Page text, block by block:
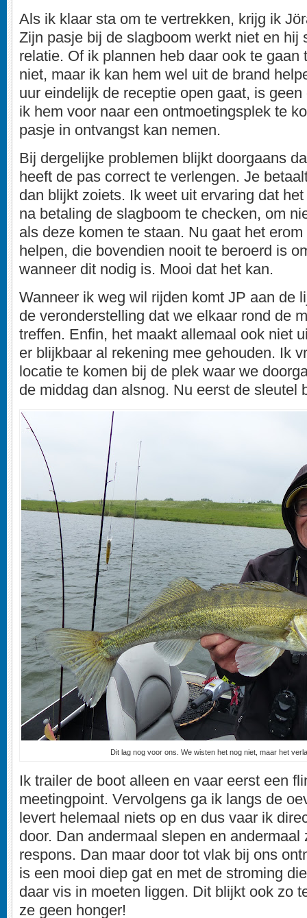
Als ik klaar sta om te vertrekken, krijg ik
Zijn pasje bij de slagboom werkt niet en hij
relatie. Of ik plannen heb daar ook te gaan
niet, maar ik kan hem wel uit de brand
uur eindelijk de receptie open gaat, is
ik hem voor naar een ontmoetingsplek te
pasje in ontvangst kan nemen.
Bij dergelijke problemen blijkt doorgaans
heeft de pas correct te verlengen. Je
dan blijkt zoiets. Ik weet uit ervaring dat
na betaling de slagboom te checken, om
als deze komen te staan. Nu gaat het
helpen, die bovendien nooit te beroerd is
wanneer dit nodig is. Mooi dat het kan.
Wanneer ik weg wil rijden komt JP aan de
de veronderstelling dat we elkaar rond de
treffen. Enfin, het maakt allemaal ook niet
er blijkbaar al rekening mee gehouden. Ik
locatie te komen bij de plek waar we
de middag dan alsnog. Nu eerst de sleutel
Dit lag nog voor ons. We wisten het nog niet, maar het
Ik trailer de boot alleen en vaar eerst een
meetingpoint. Vervolgens ga ik langs de
levert helemaal niets op en dus vaar ik
door. Dan andermaal slepen en andermaal
respons. Dan maar door tot vlak bij ons
is een mooi diep gat en met de stroming
daar vis in moeten liggen. Dit blijkt ook zo
ze geen honger!